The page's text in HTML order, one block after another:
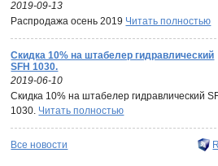
2019-09-13
Распродажа осень 2019 Читать полностью
Скидка 10% на штабелер гидравлический
SFH 1030.
2019-06-10
Скидка 10% на штабелер гидравлический
1030. Читать полностью
Все новости